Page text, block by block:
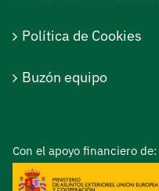
Política de Cookies
Buzón equipo
Con el apoyo financiero de: